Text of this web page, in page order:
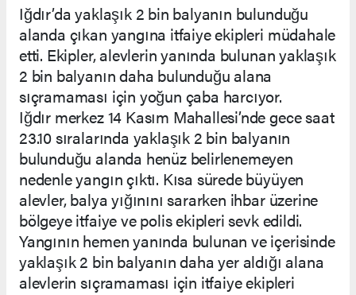
Iğdır’da yaklaşık 2 bin balyanın bulunduğu
alanda çıkan yangına itfaiye ekipleri müdahale
etti. Ekipler, alevlerin yanında bulunan yaklaşık
2 bin balyanın daha bulunduğu alana
sıçramaması için yoğun çaba harcıyor.
Iğdır merkez 14 Kasım Mahallesi’nde gece saat
23.10 sıralarında yaklaşık 2 bin balyanın
bulunduğu alanda henüz belirlenemeyen
nedenle yangın çıktı. Kısa sürede büyüyen
alevler, balya yığınını sararken ihbar üzerine
bölgeye itfaiye ve polis ekipleri sevk edildi.
Yangının hemen yanında bulunan ve içerisinde
yaklaşık 2 bin balyanın daha yer aldığı alana
alevlerin sıçramaması için itfaiye ekipleri